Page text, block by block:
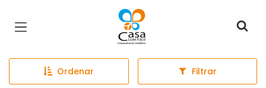
Página inicial
Ordenar Filtrar